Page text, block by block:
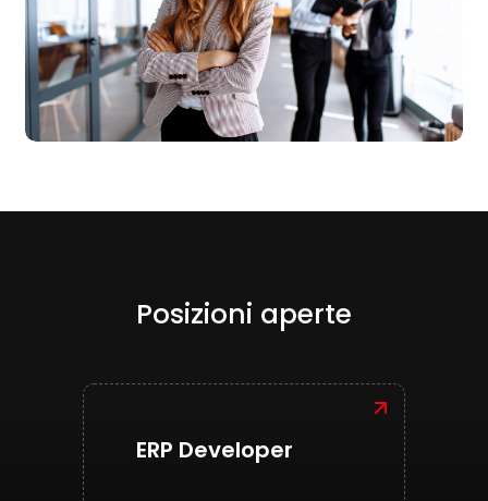
Posizioni aperte
ERP Developer
Continua